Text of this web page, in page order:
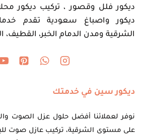
ديكور فلل وقصور ، تركيب ديكور
ديكور واصباغ سعودية تقدم
الشرقية ومدن الدمام الخبر، القطيف،
ديكور سين في خدمتك
نوفر لعملائنا أفضل حلول عزل الصوت
على مستوى الشرقية، تركيب عازل صوت